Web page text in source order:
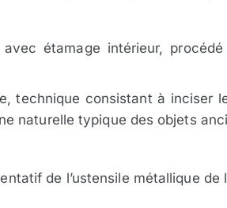
étamage intérieur,
technique consistant à inciser
naturelle typique des objets
de l’ustensile métallique